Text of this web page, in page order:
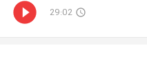
29:02